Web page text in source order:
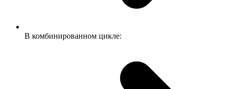
В комбинированном цикле: